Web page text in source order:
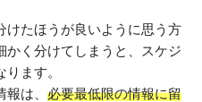
けたほうが良いように思う方
かく分けてしまうと、スケジ
ます。
は、 必要最低限の情報に留